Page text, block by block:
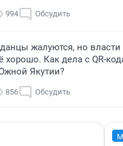
994 Обсудить
жалуются, но власти
хорошо. Как дела с QR-
Якутии?
856 Обсудить